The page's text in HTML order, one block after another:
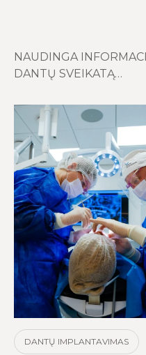
NAUDINGA
DANTŲ SVEIKATĄ…
DANTŲ IMPLANTAVIMAS